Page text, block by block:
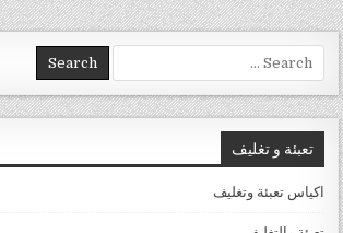
Search for:
تعبئة و تغليف
اكياس تعبئة وتغليف